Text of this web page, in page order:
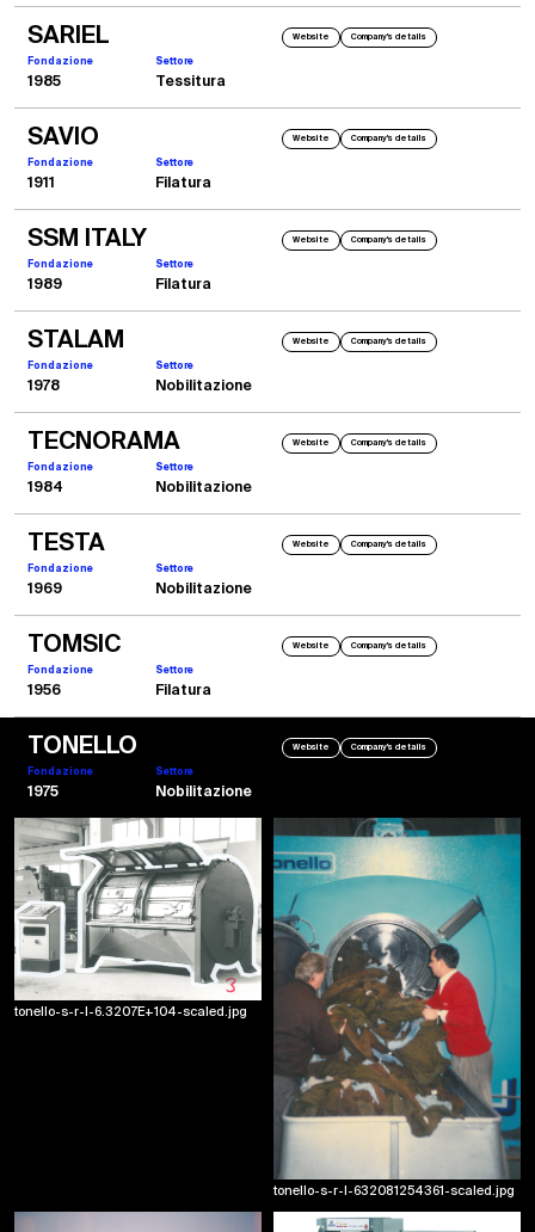
SARIEL Website Company's details
Fondazione Settore
1985 Tessitura
SAVIO Website Company's details
Fondazione Settore
1911 Filatura
SSM ITALY Website Company's details
Fondazione Settore
1989 Filatura
STALAM Website Company's details
Fondazione Settore
1978 Nobilitazione
TECNORAMA Website Company's details
Fondazione Settore
1984 Nobilitazione
TESTA Website Company's details
Fondazione Settore
1969 Nobilitazione
TOMSIC Website Company's details
Fondazione Settore
1956 Filatura
TONELLO Website Company's details
Fondazione Settore
1975 Nobilitazione
tonello-s-r-l-6.3207E+104-scaled.jpg
tonello-s-r-l-632081254361-scaled.jpg
1985
Macchina nata per lavaggio/tintura e successivamente riconvertita allo stone wash.
Ha rappresentato la definitiva consacrazione della macchina a cesto aperto. a
carico frontale. con inclinazione anteriore.
Tonello Giant on the road
una delle prime G1 360.
Tonello - Il primo laser della storia